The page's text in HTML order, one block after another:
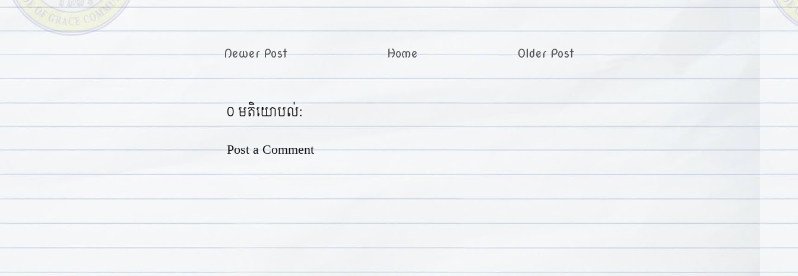
Newer Post Older Post
Home
0 មតិយោបល់:
Post a Comment